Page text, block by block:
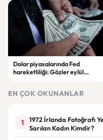
Dolar piyasalarında Fed
hareketliliği: Gözler eylül
EN ÇOK OKUNANLAR
1
1972 İrlanda Fotoğrafı
Sarılan Kadın Kimdir?